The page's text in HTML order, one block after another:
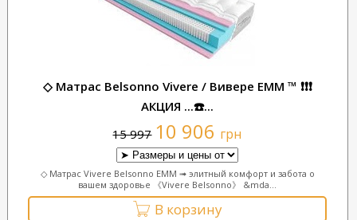
◇ Матрас Belsonno Vivere / Вивере ЕММ ™ ❗❗❗
АКЦИЯ ...☎️...
15 997 10 906 грн
◇ Матрас Vivere Belsonno EMM ➟ элитный комфорт и забота о
вашем здоровье 《Vivere Belsonno》 &mda...
В корзину